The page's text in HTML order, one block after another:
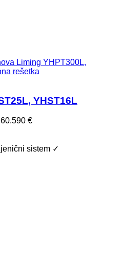
Liming YHPT300L,
rešetka
YHST16L
€
sistem ✓